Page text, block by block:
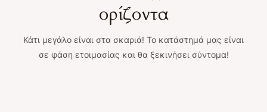
ορίζοντα
Κάτι μεγάλο είναι στα σκαριά! Το κατάστημά μας είναι
σε φάση ετοιμασίας και θα ξεκινήσει σύντομα!